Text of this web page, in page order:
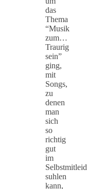
das
Thema
“Musik
zum…
Traurig
sein”
ging,
mit
Songs,
zu
denen
man
sich
so
richtig
gut
im
Selbstmitleid
suhlen
kann,